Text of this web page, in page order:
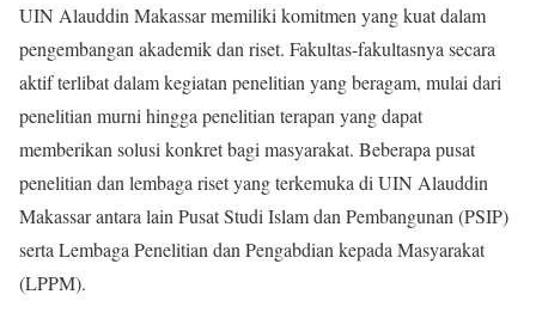
UIN Alauddin Makassar memiliki komitmen yang kuat dalam
pengembangan akademik dan riset. Fakultas-fakultasnya secara
aktif terlibat dalam kegiatan penelitian yang beragam, mulai dari
penelitian murni hingga penelitian terapan yang dapat
memberikan solusi konkret bagi masyarakat. Beberapa pusat
penelitian dan lembaga riset yang terkemuka di UIN Alauddin
Makassar antara lain Pusat Studi Islam dan Pembangunan (PSIP)
serta Lembaga Penelitian dan Pengabdian kepada Masyarakat
(LPPM).